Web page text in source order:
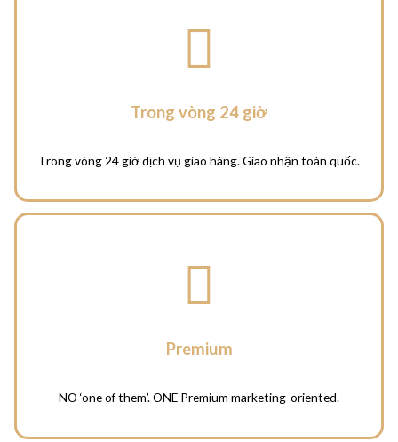
Trong vòng 24 giờ
Trong vòng 24 giờ dịch vụ giao hàng. Giao nhận toàn quốc.
Premium
NO ‘one of them’. ONE Premium marketing-oriented.